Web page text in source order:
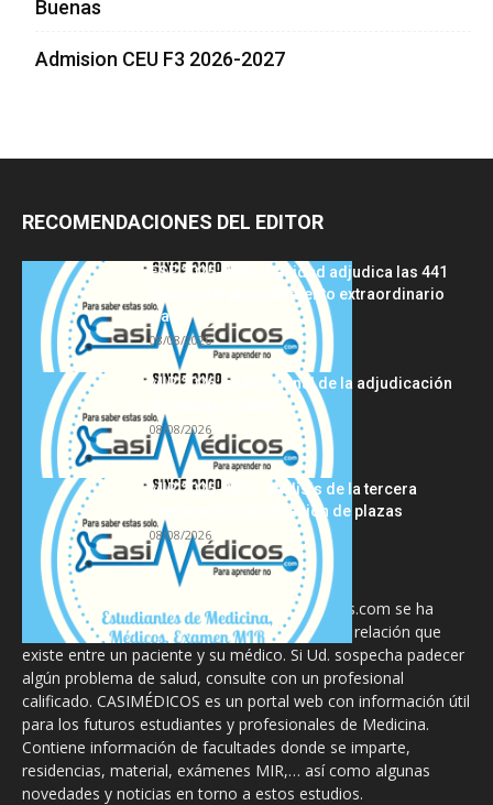
Buenas
Admision CEU F3 2026-2027
RECOMENDACIONES DEL EDITOR
FSE 2025-2026: Sanidad adjudica las 441
plazas del procedimiento extraordinario
tras...
08/08/2026
MIR 2026: análisis final de la adjudicación
de plazas y claves...
08/08/2026
MIR 2025-2026: análisis de la tercera
semana de adjudicación de plazas
08/08/2026
La información proporcionada en CasiMedicos.com se ha
diseñado para complementar, no substituir, la relación que
existe entre un paciente y su médico. Si Ud. sospecha padecer
algún problema de salud, consulte con un profesional
calificado. CASIMÉDICOS es un portal web con información útil
para los futuros estudiantes y profesionales de Medicina.
Contiene información de facultades donde se imparte,
residencias, material, exámenes MIR,… así como algunas
novedades y noticias en torno a estos estudios.